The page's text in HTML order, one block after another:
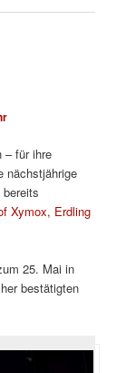
– für ihre
nächstjährige
Xymox, Erdling
25. Mai in
bestätigten